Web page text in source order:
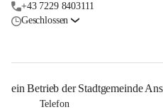
+43 7229 8403111
Geschlossen
ein Betrieb der Stadtgemeinde
Telefon